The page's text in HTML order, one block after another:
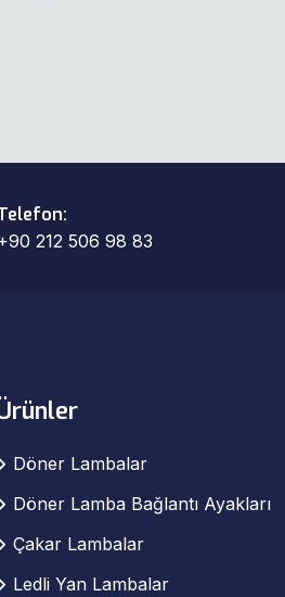
212 506 98 83
Döner Lambalar
Döner Lamba Bağlantı Ayakları
Çakar Lambalar
Ledli Yan Lambalar